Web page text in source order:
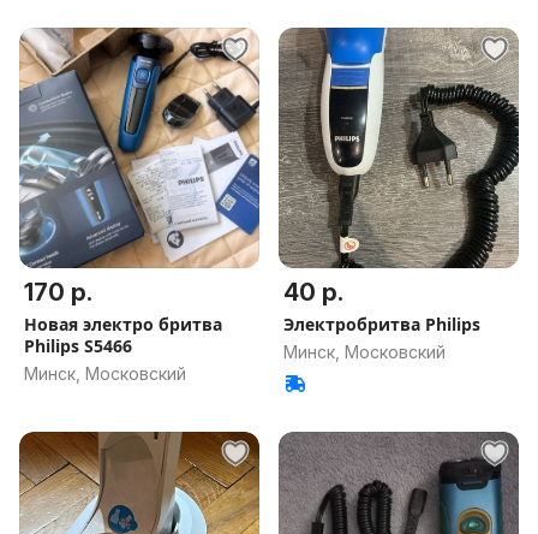
170 р.
Новая электро бритва
Philips S5466
Минск, Московский
40 р.
Электробритва Philips
Минск, Московский